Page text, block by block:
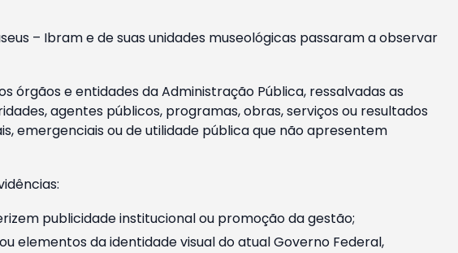
– Ibram e de suas unidades museológicas passaram a observar
órgãos e entidades da Administração Pública, ressalvadas as
agentes públicos, programas, obras, serviços ou resultados
emergenciais ou de utilidade pública que não apresentem
publicidade institucional ou promoção da gestão;
elementos da identidade visual do atual Governo Federal,